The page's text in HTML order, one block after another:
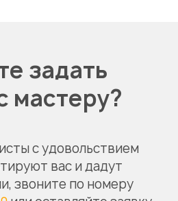
задать
мастеру?
с удовольствием
вас и дадут
звоните по номеру